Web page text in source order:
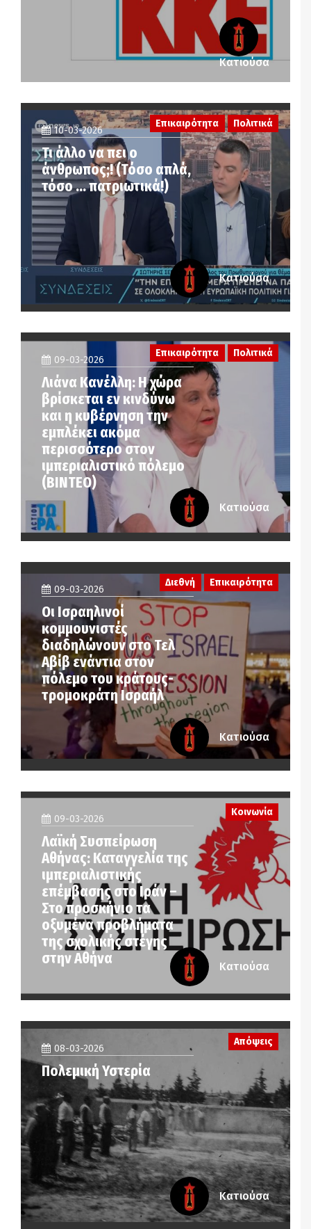
Κατιούσα
10-03-2026
Τι άλλο να πει ο
άνθρωπος;! (Τόσο απλά,
τόσο … πατριωτικά!)
Επικαιρότητα Πολιτικά
Κατιούσα
09-03-2026
Λιάνα Κανέλλη: Η χώρα
βρίσκεται εν κινδύνω
και η κυβέρνηση την
εμπλέκει ακόμα
περισσότερο στον
ιμπεριαλιστικό πόλεμο
(ΒΙΝΤΕΟ)
Επικαιρότητα Πολιτικά
Κατιούσα
09-03-2026
Οι Ισραηλινοί
κομμουνιστές
διαδηλώνουν στο Τελ
Αβίβ ενάντια στον
πόλεμο του κράτους-
τρομοκράτη Ισραήλ
Διεθνή Επικαιρότητα
Κατιούσα
09-03-2026
Λαϊκή Συσπείρωση
Αθήνας: Καταγγελία της
ιμπεριαλιστικής
επέμβασης στο Ιράν –
Στο προσκήνιο τα
οξυμένα προβλήματα
της σχολικής στέγης
στην Αθήνα
Κοινωνία
Κατιούσα
08-03-2026
Πολεμική Υστερία
Απόψεις
Κατιούσα